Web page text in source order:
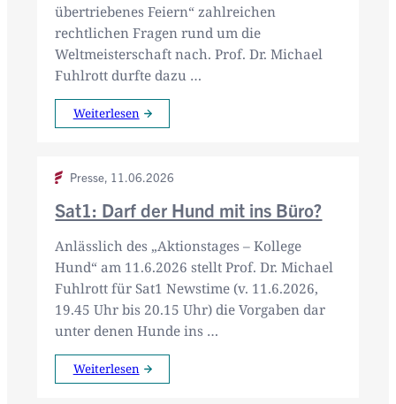
übertriebenes Feiern“ zahlreichen
rechtlichen Fragen rund um die
Weltmeisterschaft nach. Prof. Dr. Michael
Fuhlrott durfte dazu …
Weiterlesen
Presse, 11.06.2026
Sat1: Darf der Hund mit ins Büro?
Anlässlich des „Aktionstages – Kollege
Hund“ am 11.6.2026 stellt Prof. Dr. Michael
Fuhlrott für Sat1 Newstime (v. 11.6.2026,
19.45 Uhr bis 20.15 Uhr) die Vorgaben dar
unter denen Hunde ins …
Weiterlesen